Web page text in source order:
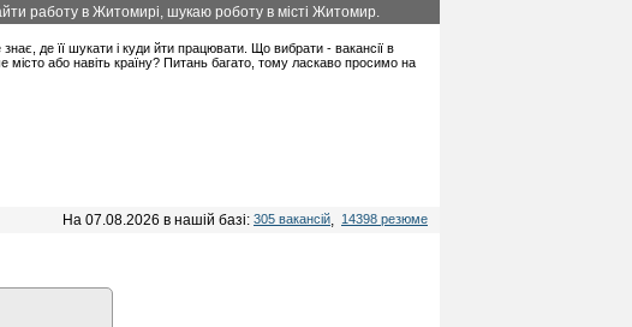
работу в Житомирі, шукаю роботу в місті Житомир.
де її шукати і куди йти працювати. Що вибрати - вакансії в
або навіть країну? Питань багато, тому ласкаво просимо на
На 07.08.2026 в нашій базі: 305 вакансій, 14398 резюме